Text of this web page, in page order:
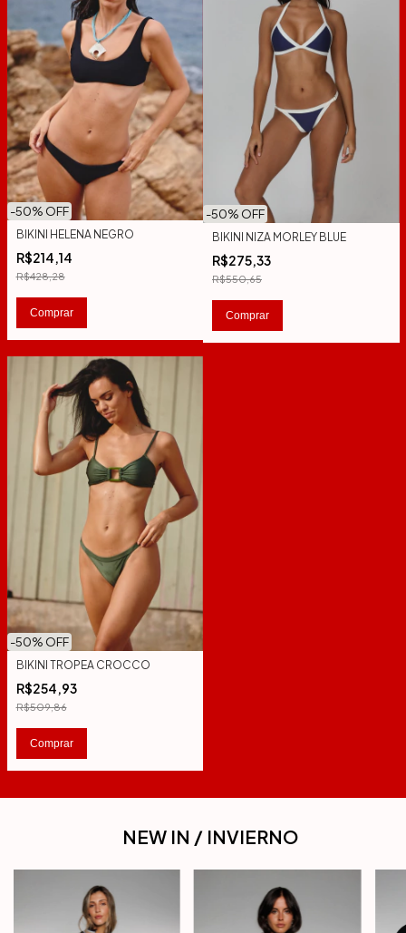
-50% OFF
BIKINI HELENA NEGRO
R$214,14
R$428,28
Comprar
-50% OFF
BIKINI NIZA MORLEY BLUE
R$275,33
R$550,65
Comprar
-50% OFF
BIKINI TROPEA CROCCO
R$254,93
R$509,86
Comprar
NEW IN / INVIERNO